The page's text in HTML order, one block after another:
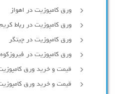
ورق کامپوزیت در اهواز
ورق کامپوزیت در رباط
ورق کامپوزیت در چیتگر
ورق کامپوزیت در فیروزکوه
قیمت و خرید ورق
قیمت و خرید ورق